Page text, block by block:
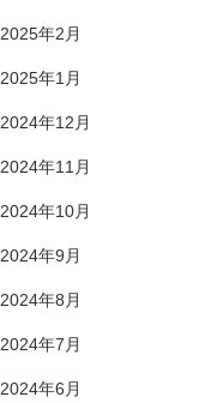
2025年2月
2025年1月
2024年12月
2024年11月
2024年10月
2024年9月
2024年8月
2024年7月
2024年6月